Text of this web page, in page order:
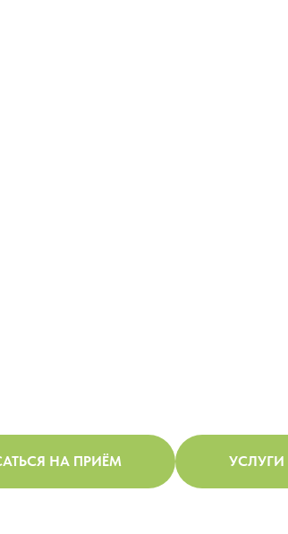
НА ПРИЁМ УСЛУГИ